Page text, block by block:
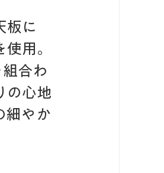
板に
使用。
合わ
の心地
細やか